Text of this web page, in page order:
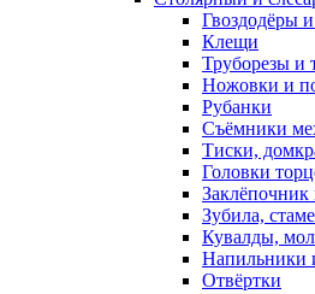
Гвоздодёры
Клещи
Труборезы и
Ножовки и
Рубанки
Съёмники
Тиски,
Головки
Заклёпочник
Зубила,
Кувалды,
Напильники
Отвёртки